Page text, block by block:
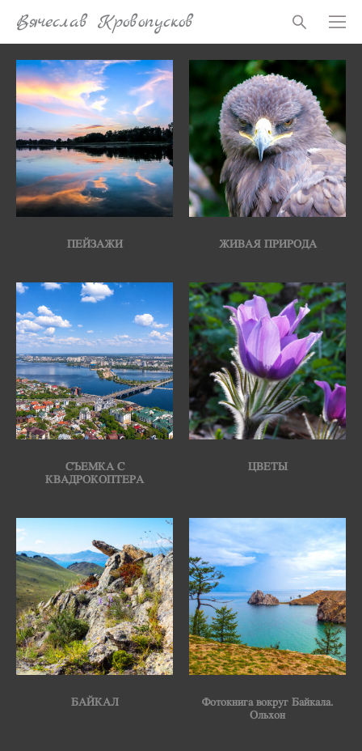
Вячеслав Кровопусков
ПЕЙЗАЖИ ЖИВАЯ ПРИРОДА
СЪЕМКА С
КВАДРОКОПТЕРА
ЦВЕТЫ
БАЙКАЛ
Фотокнига вокруг Байкала.
Ольхон